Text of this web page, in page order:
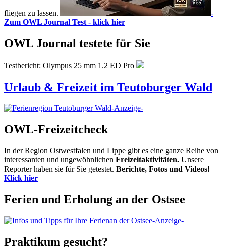
fliegen zu lassen.
-
Zum OWL Journal Test - klick hier
OWL Journal testete für Sie
Testbericht: Olympus 25 mm 1.2 ED Pro
Urlaub & Freizeit im Teutoburger Wald
-Anzeige-
OWL-Freizeitcheck
In der Region Ostwestfalen und Lippe gibt es eine ganze Reihe von
interessanten und ungewöhnlichen Freizeitaktivitäten. Unsere
Reporter haben sie für Sie getestet. Berichte, Fotos und Videos!
Klick hier
Ferien und Erholung an der Ostsee
-Anzeige-
Praktikum gesucht?